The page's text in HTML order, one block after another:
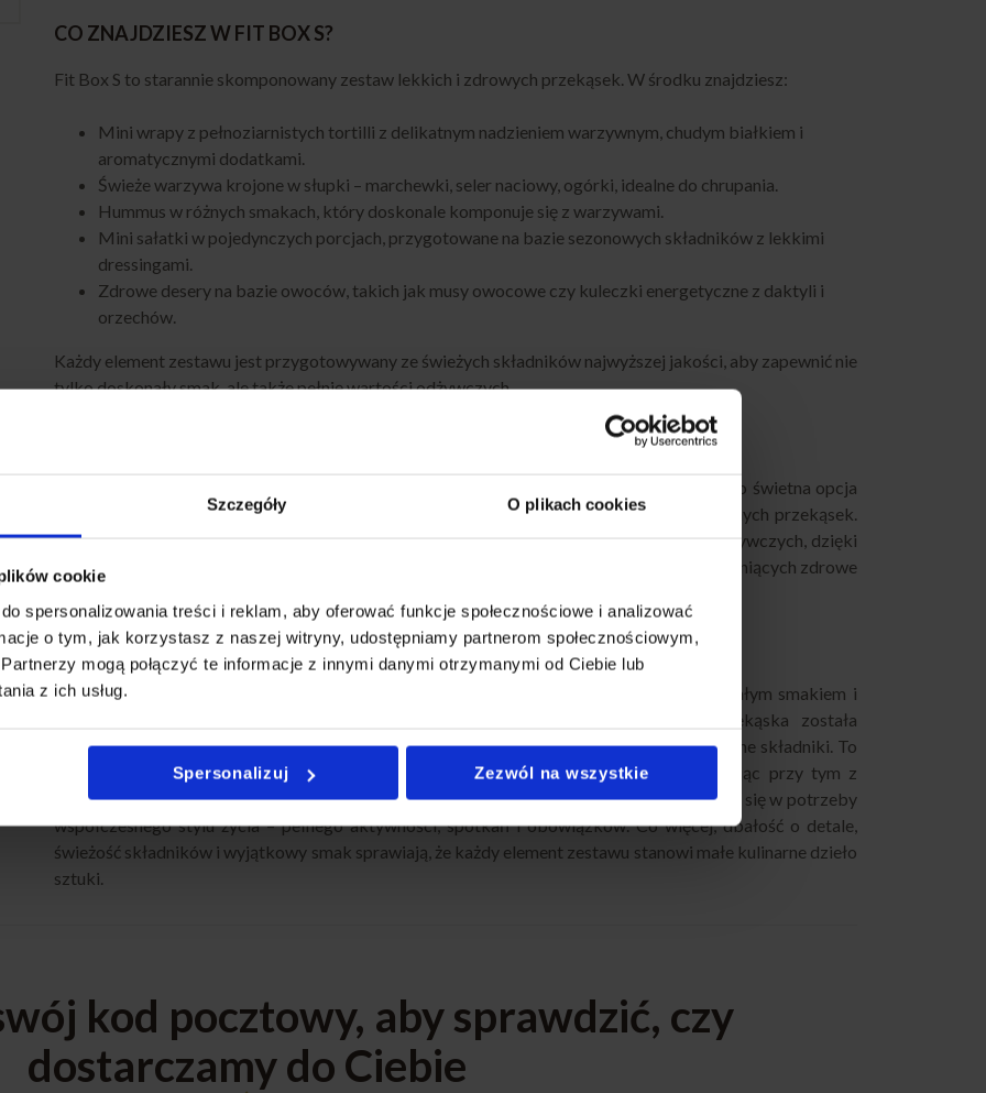
Szczegóły O plikach cookies
cookie
spersonalizowania treści i reklam, aby oferować funkcje społecznościowe i analizować
o tym, jak korzystasz z naszej witryny, udostępniamy partnerom społecznościowym,
mogą połączyć te informacje z innymi danymi otrzymanymi od Ciebie lub
z ich usług.
Spersonalizuj Zezwól na wszystkie
CO ZNAJDZIESZ W FIT BOX S?
Fit Box S to starannie skomponowany zestaw lekkich i zdrowych przekąsek. W środku znajdziesz:
Mini wrapy z pełnoziarnistych tortilli z delikatnym nadzieniem warzywnym, chudym białkiem i
aromatycznymi dodatkami.
Świeże warzywa krojone w słupki – marchewki, seler naciowy, ogórki, idealne do chrupania.
Hummus w różnych smakach, który doskonale komponuje się z warzywami.
Mini sałatki w pojedynczych porcjach, przygotowane na bazie sezonowych składników z lekkimi
dressingami.
Zdrowe desery na bazie owoców, takich jak musy owocowe czy kuleczki energetyczne z daktyli i
orzechów.
Każdy element zestawu jest przygotowywany ze świeżych składników najwyższej jakości, aby zapewnić nie
tylko doskonały smak, ale także pełnię wartości odżywczych.
Fit Box S został zaprojektowany dla osób, które chcą łączyć zdrowe nawyki z wygodą. To świetna opcja
dla tych, którzy dbają o linię, preferują lekką dietę lub szukają alternatywy dla tradycyjnych przekąsek.
Wszystkie elementy zestawu są zbilansowane pod kątem kaloryczności i składników odżywczych, dzięki
czemu Fit Box S jest idealnym rozwiązaniem dla osób aktywnych, na diecie lub po prostu ceniących zdrowe
DLACZEGO WARTO WYBRAĆ PARTYBOX?
Fit Box S to wyjątkowy zestaw, który łączy zdrowe podejście do odżywiania z doskonałym smakiem i
estetyką podania. Wybierając ten produkt, możesz mieć pewność, że każda przekąska została
przygotowana z najwyższą starannością, wykorzystując świeże, starannie wyselekcjonowane składniki. To
idealne rozwiązanie dla osób, które chcą cieszyć się zdrowym jedzeniem, nie rezygnując przy tym z
wygody. Dzięki poręcznemu opakowaniu i lekkim przekąskom Fit Box S doskonale wpisuje się w potrzeby
współczesnego stylu życia – pełnego aktywności, spotkań i obowiązków. Co więcej, dbałość o detale,
świeżość składników i wyjątkowy smak sprawiają, że każdy element zestawu stanowi małe kulinarne dzieło
sztuki.
kod pocztowy, aby sprawdzić, czy
dostarczamy do Ciebie